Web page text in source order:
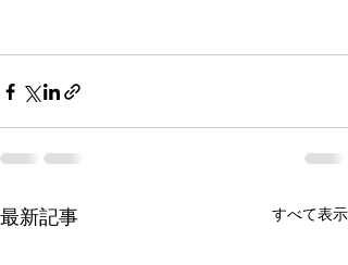
最新記事 すべて表示